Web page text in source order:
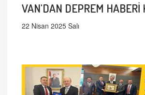
VAN'DAN DEPREM HABERİ
22 Nisan 2025 Salı